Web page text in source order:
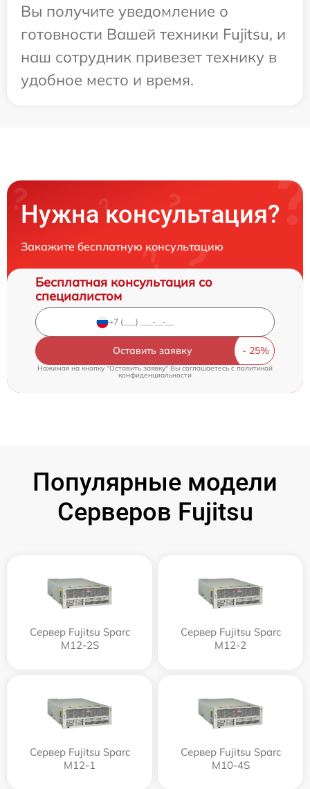
Вы получите уведомление о
готовности Вашей техники Fujitsu, и
наш сотрудник привезет технику в
удобное место и время.
Нужна консультация?
Закажите бесплатную консультацию
Бесплатная консультация со
специалистом
Оставить заявку
Нажимая на кнопку "Оставить заявку" Вы соглашаетесь cполитикой
конфиденциальности
Популярные модели
Серверов Fujitsu
Сервер Fujitsu Sparc
M12-2S
Сервер Fujitsu Sparc
M12-2
Сервер Fujitsu Sparc
M12-1
Сервер Fujitsu Sparc
M10-4S